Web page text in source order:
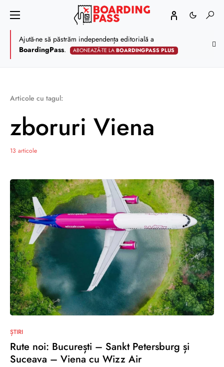
Ajută-ne să păstrăm independența editorială a
BoardingPass. ABONEAZĂ-TE LABOARDINGPASS PLUS
Articole cu tagul:
zboruri Viena
13 articole
ȘTIRI
Rute noi: București – Sankt Petersburg și
Suceava – Viena cu Wizz Air